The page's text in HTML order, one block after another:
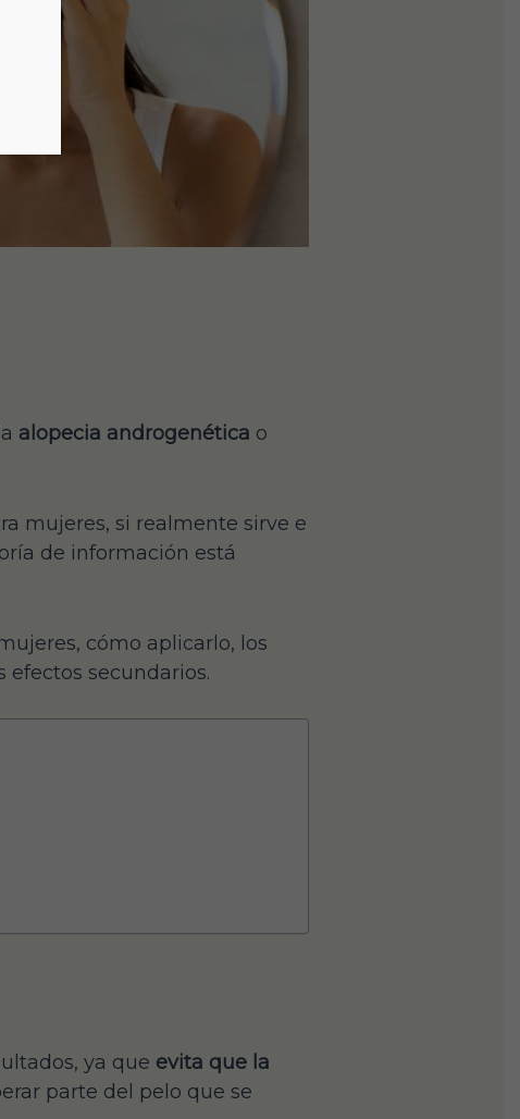
alopecia androgenética o
mujeres, si realmente sirve e
de información está
cómo aplicarlo, los
secundarios.
ya que evita que la
parte del pelo que se